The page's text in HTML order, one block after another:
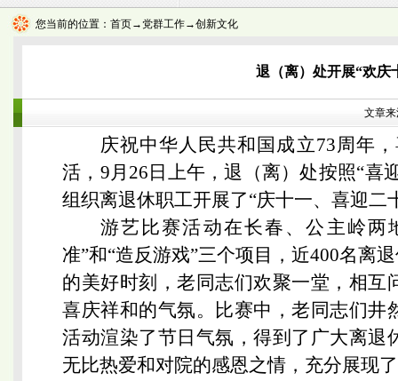
您当前的位置： 首页→党群工作→创新文化
退（离）处开展“欢庆
文章
庆祝中华人民共和国成立73周年
活，9月26日上午，退（离）处按照“喜
组织离退休职工开展了“庆十一、喜迎二
游艺比赛活动在长春、公主岭两
准”和“造反游戏”三个项目，近400名离
的美好时刻，老同志们欢聚一堂，相
喜庆祥和的气氛。比赛中，老同志们
活动渲染了节日气氛，得到了广大离
无比热爱和对院的感恩之情，充分展现